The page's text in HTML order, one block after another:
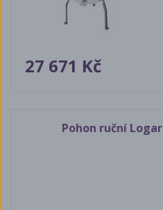
27 671 Kč
Pohon ruční